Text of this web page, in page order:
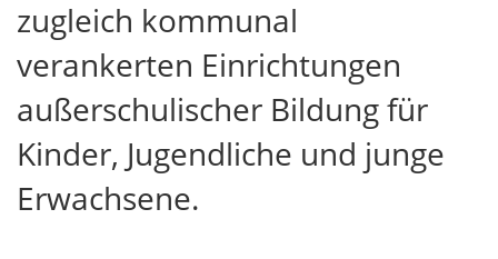
zugleich kommunal
verankerten Einrichtungen
außerschulischer Bildung für
Kinder, Jugendliche und junge
Erwachsene.